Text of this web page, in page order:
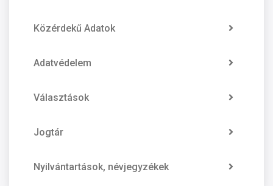
Közérdekű Adatok
Adatvédelem
Választások
Jogtár
Nyilvántartások, névjegyzékek